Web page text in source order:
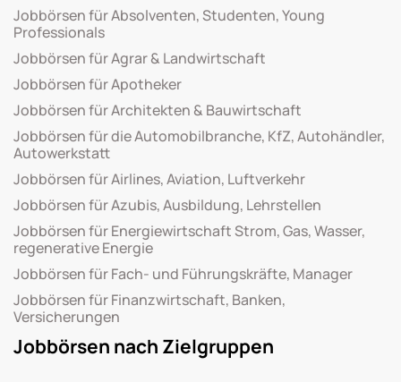
Jobbörsen für Absolventen, Studenten, Young
Professionals
Jobbörsen für Agrar & Landwirtschaft
Jobbörsen für Apotheker
Jobbörsen für Architekten & Bauwirtschaft
Jobbörsen für die Automobilbranche, KfZ, Autohändler,
Autowerkstatt
Jobbörsen für Airlines, Aviation, Luftverkehr
Jobbörsen für Azubis, Ausbildung, Lehrstellen
Jobbörsen für Energiewirtschaft Strom, Gas, Wasser,
regenerative Energie
Jobbörsen für Fach- und Führungskräfte, Manager
Jobbörsen für Finanzwirtschaft, Banken,
Versicherungen
Jobbörsen nach Zielgruppen